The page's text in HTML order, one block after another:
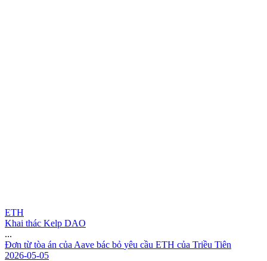
ETH
Khai thác Kelp DAO
...
Đơn từ tòa án của Aave bác bỏ yêu cầu ETH của Triều Tiên
2026-05-05